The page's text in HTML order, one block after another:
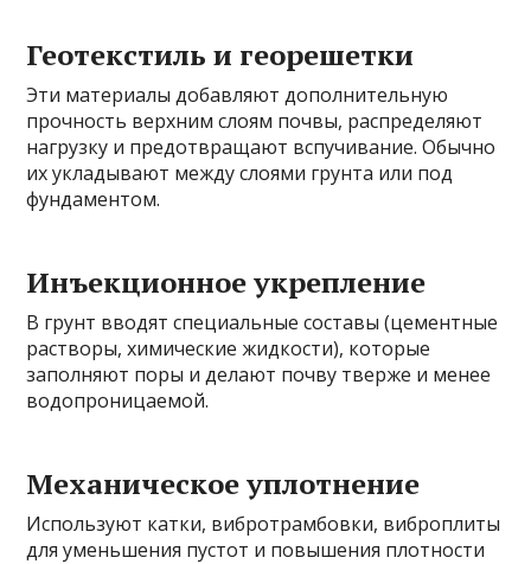
Геотекстиль и георешетки
Эти материалы добавляют дополнительную
прочность верхним слоям почвы, распределяют
нагрузку и предотвращают вспучивание. Обычно
их укладывают между слоями грунта или под
фундаментом.
Инъекционное укрепление
В грунт вводят специальные составы (цементные
растворы, химические жидкости), которые
заполняют поры и делают почву тверже и менее
водопроницаемой.
Механическое уплотнение
Используют катки, вибротрамбовки, виброплиты
для уменьшения пустот и повышения плотности